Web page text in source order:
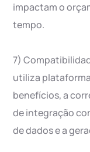
impactam o
tempo.
7)
utiliza
benefícios, a
de integração
de dados e a